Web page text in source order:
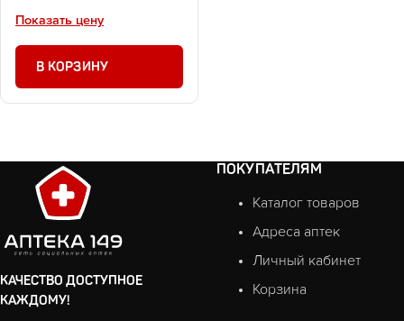
Показать цену
В КОРЗИНУ
КАЧЕСТВО ДОСТУПНОЕ
КАЖДОМУ!
ПОКУПАТЕЛЯМ
Каталог товаров
Адреса аптек
Личный кабинет
Корзина